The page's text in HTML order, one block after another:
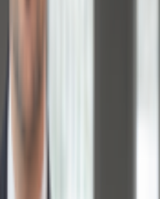
guter Zugang zu dem
Teilmarkt ist John Deere.
des täglichen